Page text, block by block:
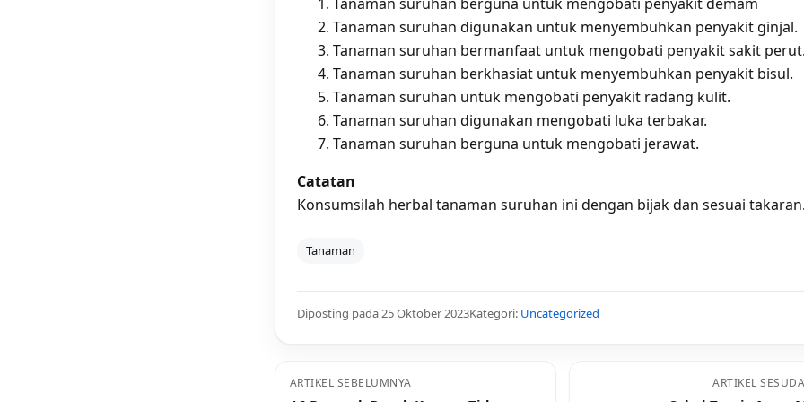
Tanaman suruhan digunakan untuk menyembuhkan penyakit ginjal.
Tanaman suruhan bermanfaat untuk mengobati penyakit sakit perut.
Tanaman suruhan berkhasiat untuk menyembuhkan penyakit bisul.
Tanaman suruhan untuk mengobati penyakit radang kulit.
Tanaman suruhan digunakan mengobati luka terbakar.
Tanaman suruhan berguna untuk mengobati jerawat.
Catatan
Konsumsilah herbal tanaman suruhan ini dengan bijak dan sesuai takaran.
Tanaman
Diposting pada 25 Oktober 2023Kategori: Uncategorized
ARTIKEL SEBELUMNYA ARTIKEL